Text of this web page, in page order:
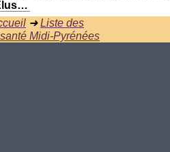
➜Liste des
Midi-Pyrénées